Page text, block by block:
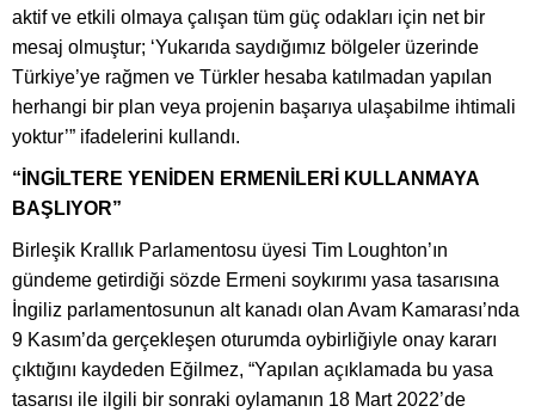
aktif ve etkili olmaya çalışan tüm güç odakları için net bir
mesaj olmuştur; ‘Yukarıda saydığımız bölgeler üzerinde
Türkiye’ye rağmen ve Türkler hesaba katılmadan yapılan
herhangi bir plan veya projenin başarıya ulaşabilme ihtimali
yoktur’” ifadelerini kullandı.
“İNGİLTERE YENİDEN ERMENİLERİ KULLANMAYA
BAŞLIYOR”
Birleşik Krallık Parlamentosu üyesi Tim Loughton’ın
gündeme getirdiği sözde Ermeni soykırımı yasa tasarısına
İngiliz parlamentosunun alt kanadı olan Avam Kamarası’nda
9 Kasım’da gerçekleşen oturumda oybirliğiyle onay kararı
çıktığını kaydeden Eğilmez, “Yapılan açıklamada bu yasa
tasarısı ile ilgili bir sonraki oylamanın 18 Mart 2022’de